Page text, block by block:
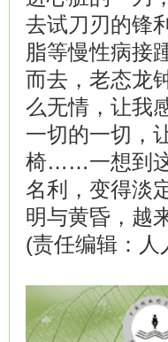
去试刀刃的锋
脂等慢性病接
而去，老态龙
么无情，让我
一切的一切，
椅……一想到这
名利，变得淡
明与黄昏，越
(责任编辑：人